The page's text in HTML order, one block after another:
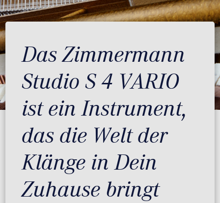
Das Zimmermann
Studio S 4 VARIO
ist ein Instrument,
das die Welt der
Klänge in Dein
Zuhause bringt